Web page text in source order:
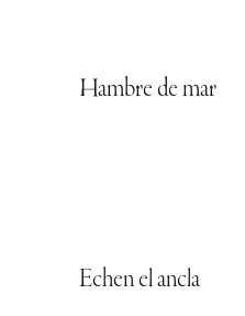
Hambre de mar
Echen el ancla